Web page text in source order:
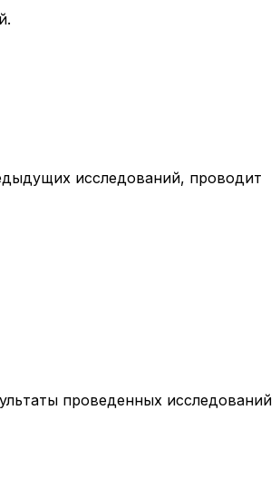
исследований, проводит
проведенных исследований